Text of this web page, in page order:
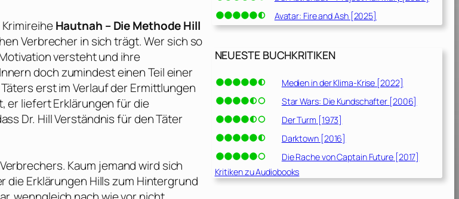
Hautnah – Die Methode Hill
Verbrecher in sich trägt. Wer sich so
versteht und ihre
doch zumindest einen Teil einer
erst im Verlauf der Ermittlungen
er liefert Erklärungen für die
Dr. Hill Verständnis für den Täter
Kaum jemand wird sich
die Erklärungen Hills zum Hintergrund
Avatar: Fire and Ash [2025]
NEUESTE BUCHKRITIKEN
Medien in der Klima-Krise [2022]
Star Wars: Die Kundschafter [2006]
Der Turm [1973]
Darktown [2016]
Die Rache von Captain Future [2017]
Kritiken zu Audiobooks